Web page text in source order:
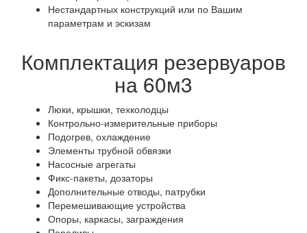
Нестандартных конструкций или по Вашим
параметрам и эскизам
Комплектация резервуаров
на 60м3
Люки, крышки, техколодцы
Контрольно-измерительные приборы
Подогрев, охлаждение
Элементы трубной обвязки
Насосные агрегаты
Фикс-пакеты, дозаторы
Дополнительные отводы, патрубки
Перемешивающие устройства
Опоры, каркасы, заграждения